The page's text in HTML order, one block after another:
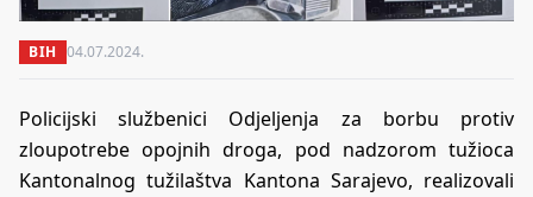
BIH 04.07.2024.
Policijski službenici Odjeljenja za borbu protiv
zloupotrebe opojnih droga, pod nadzorom tužioca
Kantonalnog tužilaštva Kantona Sarajevo, realizovali